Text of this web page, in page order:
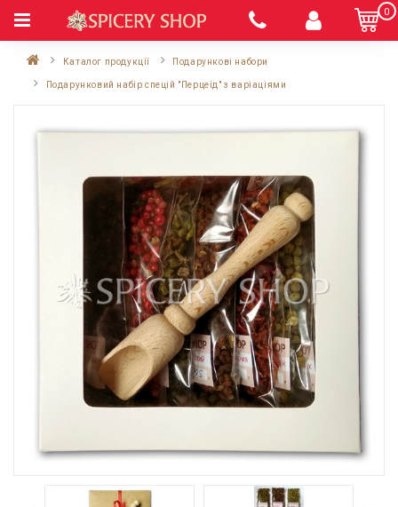
0
Каталог продукції Подарункові набори
Подарунковий набір спецій "Перцеїд" з варіаціями